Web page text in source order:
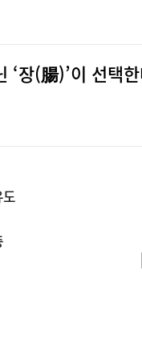
‘장(腸)’이 선택